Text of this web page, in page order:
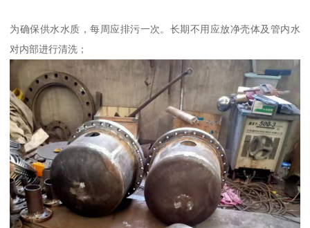
为确保供水水质，每周应排污一次。长期不用应放净壳体及管内水
对内部进行清洗；